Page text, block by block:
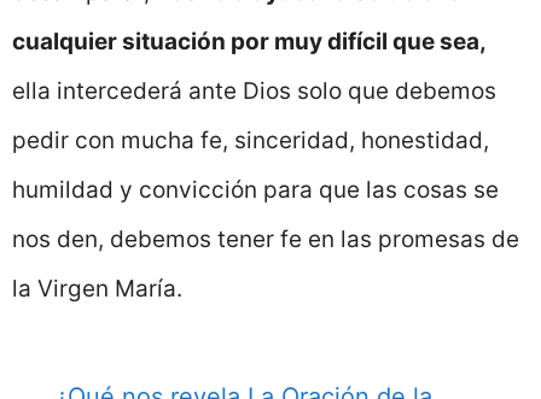
cualquier situación por muy difícil que sea,
ella intercederá ante Dios solo que debemos
pedir con mucha fe, sinceridad, honestidad,
humildad y convicción para que las cosas se
nos den, debemos tener fe en las promesas de
la Virgen María.